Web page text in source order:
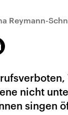
Reymann-
nicht
singen